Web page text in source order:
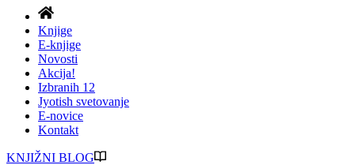
Knjige
E-knjige
Novosti
Akcija!
Izbranih 12
Jyotish svetovanje
E-novice
Kontakt
KNJIŽNI BLOG